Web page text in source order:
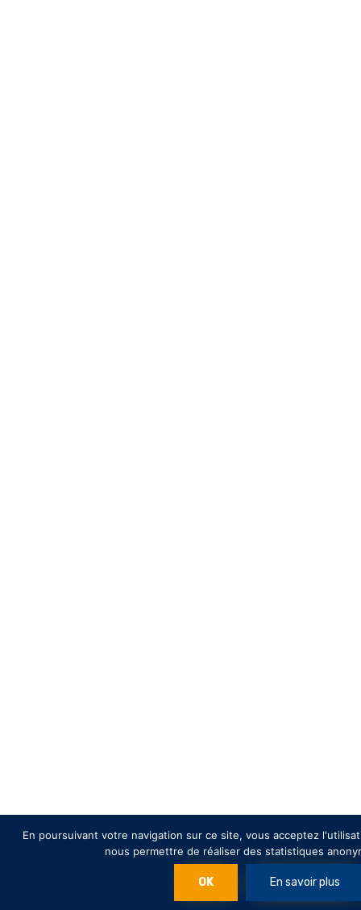
En poursuivant votre navigation sur ce site, vous acceptez
nous permettre de réaliser des statistiques
OK En savoir plus